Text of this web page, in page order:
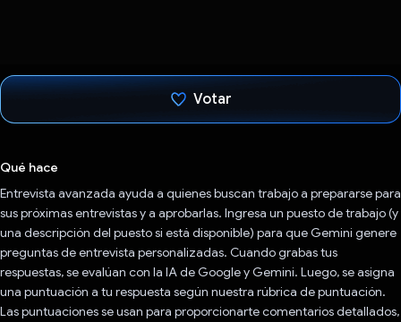
Votar
Qué hace
Entrevista avanzada ayuda a quienes buscan trabajo a prepararse para
sus próximas entrevistas y a aprobarlas. Ingresa un puesto de trabajo (y
una descripción del puesto si está disponible) para que Gemini genere
preguntas de entrevista personalizadas. Cuando grabas tus
respuestas, se evalúan con la IA de Google y Gemini. Luego, se asigna
una puntuación a tu respuesta según nuestra rúbrica de puntuación.
Las puntuaciones se usan para proporcionarte comentarios detallados,